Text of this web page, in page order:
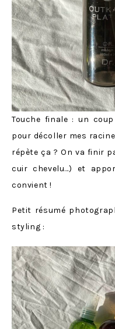
Touche finale : un
pour décoller mes
répète ça ? On va finir
cuir chevelu…) et
convient !
Petit résumé
styling :